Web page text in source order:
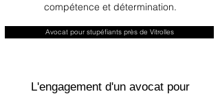
compétence et détermination.
Avocat pour stupéfiants près de Vitrolles
L'engagement d'un avocat pour